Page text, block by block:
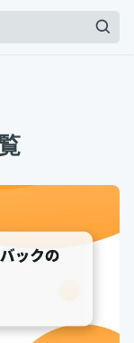
keyboard_arrow_down
短術15選！メー
ックを紹介
一覧（2025年版）
？組織の内部崩壊